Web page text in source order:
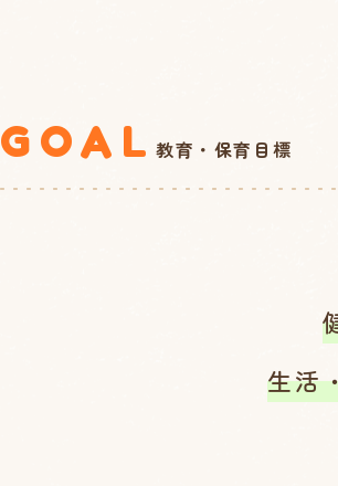
GOAL 教育・保育目標
生活